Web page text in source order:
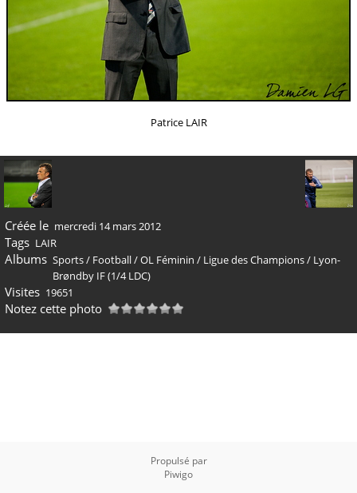
Patrice LAIR
Créée le mercredi 14 mars 2012
Tags LAIR
Albums Sports/ Football/OL Féminin / Ligue des Champions/ Lyon-
Brøndby IF (1/4 LDC)
Visites 19651
Notez cette photo
Propulsé par
Piwigo